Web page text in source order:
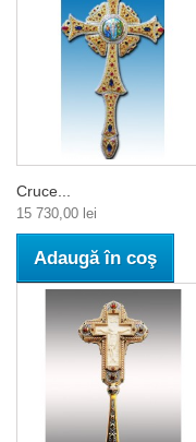
Cruce...
15 730,00 lei
Adaugă în coş